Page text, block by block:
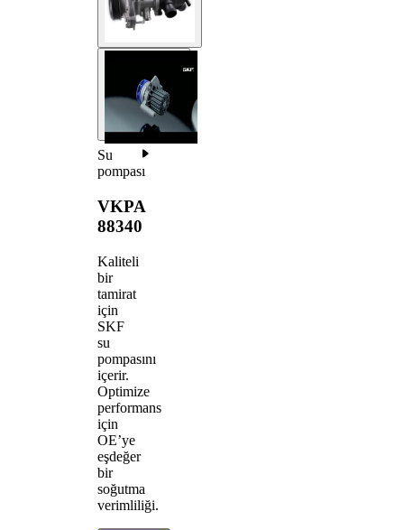
Su
pompası
VKPA
88340
Kaliteli
bir
tamirat
için
SKF
su
pompasını
içerir.
Optimize
performans
için
OE’ye
eşdeğer
bir
soğutma
verimliliği.